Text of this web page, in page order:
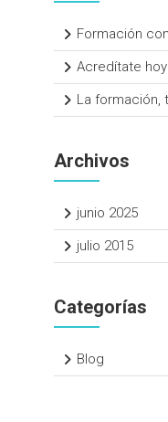
Formación
Acredítate
La formación,
Archivos
junio 2025
julio 2015
Categorías
Blog